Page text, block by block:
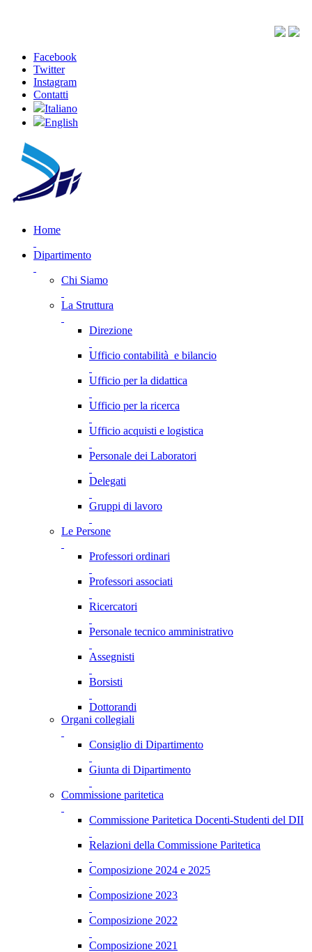
Facebook
Twitter
Instagram
Contatti
Italiano
English
Home
Dipartimento
Chi Siamo
La Struttura
Direzione
Ufficio contabilità e bilancio
Ufficio per la didattica
Ufficio per la ricerca
Ufficio acquisti e logistica
Personale dei Laboratori
Delegati
Gruppi di lavoro
Le Persone
Professori ordinari
Professori associati
Ricercatori
Personale tecnico amministrativo
Assegnisti
Borsisti
Dottorandi
Organi collegiali
Consiglio di Dipartimento
Giunta di Dipartimento
Commissione paritetica
Commissione Paritetica Docenti-Studenti del DII
Relazioni della Commissione Paritetica
Composizione 2024 e 2025
Composizione 2023
Composizione 2022
Composizione 2021